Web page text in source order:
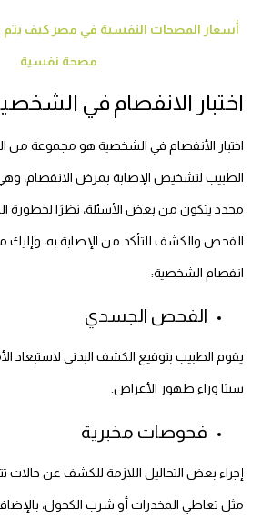
أسعار المصحات النفسية في مصر كيف يتم
مصحة نفسية
اختبار الانفصام في
اختبار الأنفصام في الشخصية هو مجموعة من
الطبيب لتشخيص الإصابة بمرض الانفصام،
محدد يتكون من بعض الأسئلة، نظرًا لخطورة
الفحص والكشف للتأكد من الإصابة به،
انفصام الشخصية:
الفحص الجسدي
يقوم الطبيب بتوقيع الكشف البدني لاستبعاد
سببًا وراء ظهور الأعراض.
فحوصات مخبرية
إجراء بعض التحاليل اللازمة للكشف عن
مثل تعاطي المخدرات أو شرب الكحول، بالإضافة